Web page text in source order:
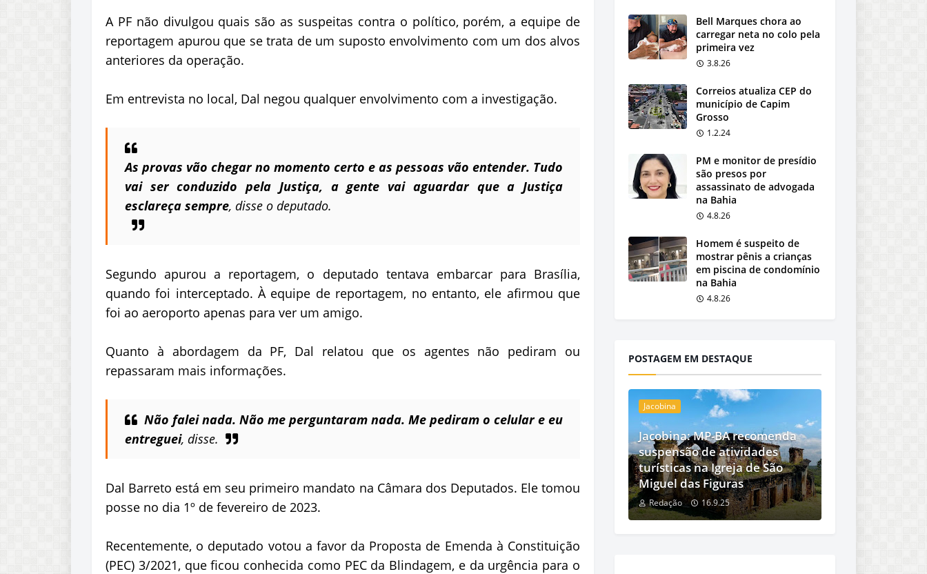
A PF não divulgou quais são as suspeitas contra o político, porém, a equipe de
reportagem apurou que se trata de um suposto envolvimento com um dos alvos
anteriores da operação.
Em entrevista no local, Dal negou qualquer envolvimento com a investigação.
As provas vão chegar no momento certo e as pessoas vão entender. Tudo
vai ser conduzido pela Justiça, a gente vai aguardar que a Justiça
esclareça sempre, disse o deputado.
Segundo apurou a reportagem, o deputado tentava embarcar para Brasília,
quando foi interceptado. À equipe de reportagem, no entanto, ele afirmou que
foi ao aeroporto apenas para ver um amigo.
Quanto à abordagem da PF, Dal relatou que os agentes não pediram ou
repassaram mais informações.
Não falei nada. Não me perguntaram nada. Me pediram o celular e eu
entreguei, disse.
Dal Barreto está em seu primeiro mandato na Câmara dos Deputados. Ele tomou
posse no dia 1º de fevereiro de 2023.
Recentemente, o deputado votou a favor da Proposta de Emenda à Constituição
(PEC) 3/2021, que ficou conhecida como PEC da Blindagem, e da urgência para o
Bell Marques chora ao
carregar neta no colo pela
primeira vez
3.8.26
Correios atualiza CEP do
município de Capim
Grosso
1.2.24
PM e monitor de presídio
são presos por
assassinato de advogada
na Bahia
4.8.26
Homem é suspeito de
mostrar pênis a crianças
em piscina de condomínio
na Bahia
4.8.26
POSTAGEM EM DESTAQUE
Jacobina
Jacobina: MP-BA recomenda
suspensão de atividades
turísticas na Igreja de São
Miguel das Figuras
Redação 16.9.25